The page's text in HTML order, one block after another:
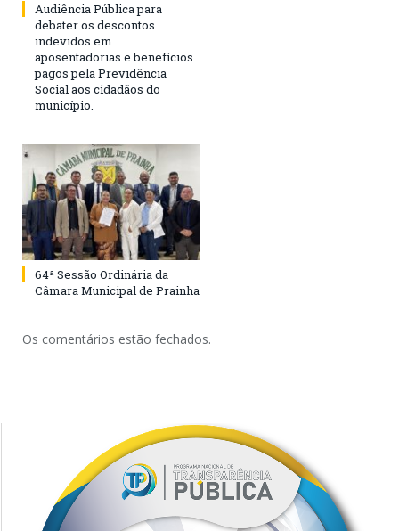
Audiência Pública para
debater os descontos
indevidos em
aposentadorias e benefícios
pagos pela Previdência
Social aos cidadãos do
município.
64ª Sessão Ordinária da
Câmara Municipal de Prainha
Os comentários estão fechados.